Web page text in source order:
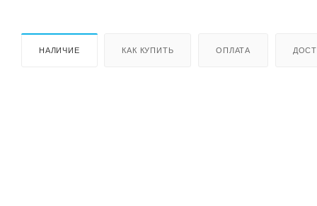
НАЛИЧИЕ КАК КУПИТЬ ОПЛАТА